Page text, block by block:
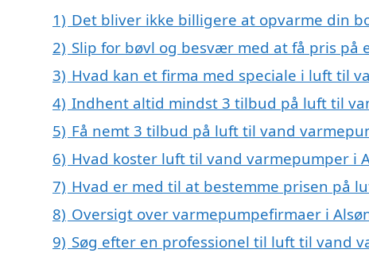
1) Det bliver ikke billigere at opvarme din
2) Slip for bøvl og besvær med at få pris
3) Hvad kan et firma med speciale i luft til
4) Indhent altid mindst 3 tilbud på luft til
5) Få nemt 3 tilbud på luft til vand
6) Hvad koster luft til vand varmepumper i
7) Hvad er med til at bestemme prisen på
8) Oversigt over varmepumpefirmaer i
9) Søg efter en professionel til luft til vand